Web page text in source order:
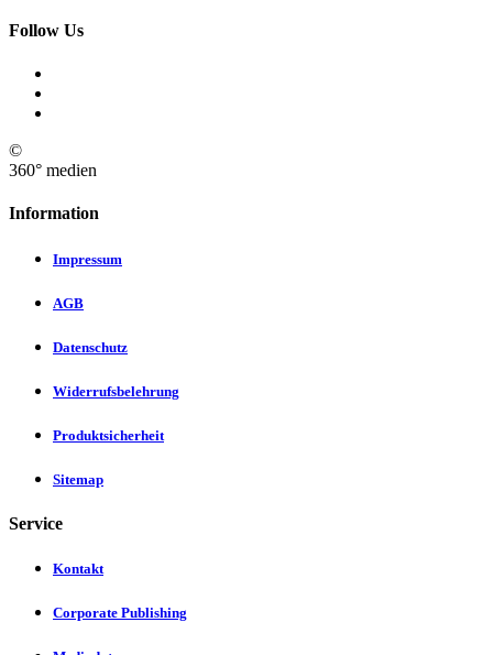
Follow Us
©
360° medien
Information
Impressum
AGB
Datenschutz
Widerrufsbelehrung
Produktsicherheit
Sitemap
Service
Kontakt
Corporate Publishing